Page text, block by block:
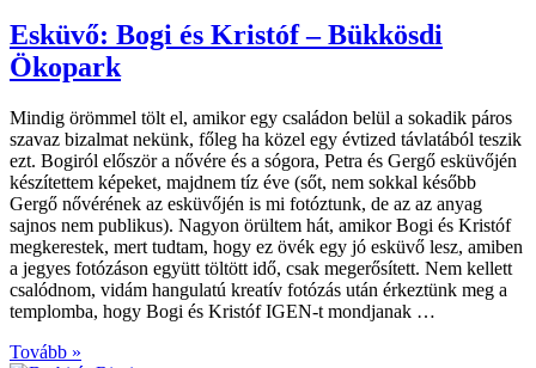
Esküvő: Bogi és Kristóf – Bükkösdi
Ökopark
Mindig örömmel tölt el, amikor egy családon belül a sokadik páros
szavaz bizalmat nekünk, főleg ha közel egy évtized távlatából teszik
ezt. Bogiról először a nővére és a sógora, Petra és Gergő esküvőjén
készítettem képeket, majdnem tíz éve (sőt, nem sokkal később
Gergő nővérének az esküvőjén is mi fotóztunk, de az az anyag
sajnos nem publikus). Nagyon örültem hát, amikor Bogi és Kristóf
megkerestek, mert tudtam, hogy ez övék egy jó esküvő lesz, amiben
a jegyes fotózáson együtt töltött idő, csak megerősített. Nem kellett
csalódnom, vidám hangulatú kreatív fotózás után érkeztünk meg a
templomba, hogy Bogi és Kristóf IGEN-t mondjanak …
Tovább »